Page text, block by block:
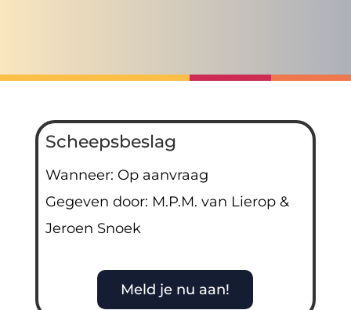
Scheepsbeslag
Wanneer: Op aanvraag
Gegeven door: M.P.M. van Lierop &
Jeroen Snoek
Meld je nu aan!